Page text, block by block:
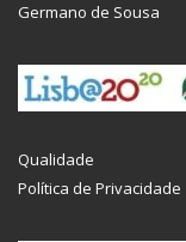
Germano de Sousa
Qualidade
Política de Privacidade